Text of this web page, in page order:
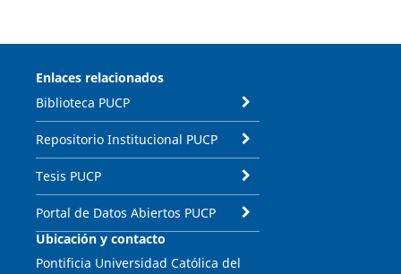
Enlaces relacionados
Biblioteca PUCP
Repositorio Institucional PUCP
Tesis PUCP
Portal de Datos Abiertos PUCP
Ubicación y contacto
Pontificia Universidad Católica del